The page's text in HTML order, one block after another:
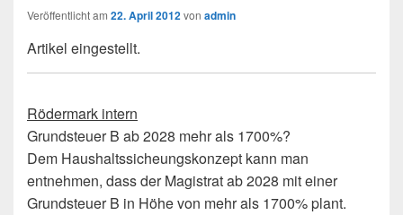
Veröffentlicht am 22. April 2012von admin
Artikel eingestellt.
Rödermark intern
Grundsteuer B ab 2028 mehr als 1700%?
Dem Haushaltssicheungskonzept kann man
entnehmen, dass der Magistrat ab 2028 mit einer
Grundsteuer B in Höhe von mehr als 1700% plant.